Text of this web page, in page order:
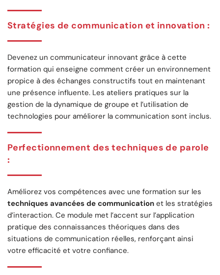
Stratégies de communication et innovation :
Devenez un communicateur innovant grâce à cette
formation qui enseigne comment créer un environnement
propice à des échanges constructifs tout en maintenant
une présence influente. Les ateliers pratiques sur la
gestion de la dynamique de groupe et l’utilisation de
technologies pour améliorer la communication sont inclus.
Perfectionnement des techniques de parole
:
Améliorez vos compétences avec une formation sur les
techniques avancées de communication et les stratégies
d’interaction. Ce module met l’accent sur l’application
pratique des connaissances théoriques dans des
situations de communication réelles, renforçant ainsi
votre efficacité et votre confiance.